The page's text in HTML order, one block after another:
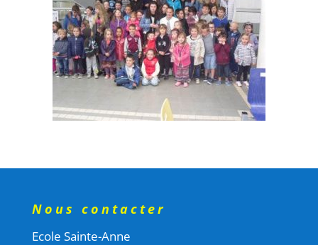
Nous contacter
Ecole Sainte-Anne